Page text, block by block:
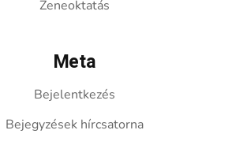
Zeneoktatás
Meta
Bejelentkezés
Bejegyzések hírcsatorna